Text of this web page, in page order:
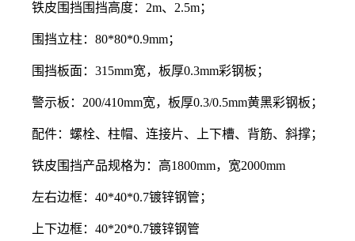
铁皮围挡围挡高度：2m、2.5m；
围挡立柱：80*80*0.9mm；
围挡板面：315mm宽，板厚0.3mm彩钢板；
警示板：200/410mm宽，板厚0.3/0.5mm黄黑彩钢板；
配件：螺栓、柱帽、连接片、上下槽、背筋、斜撑；
铁皮围挡产品规格为：高1800mm，宽2000mm
左右边框：40*40*0.7镀锌钢管；
上下边框：40*20*0.7镀锌钢管